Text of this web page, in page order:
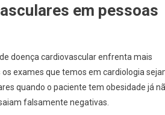
em pessoas
doença cardiovascular enfrenta mais
exames que temos em cardiologia
quando o paciente tem obesidade já
falsamente negativas.